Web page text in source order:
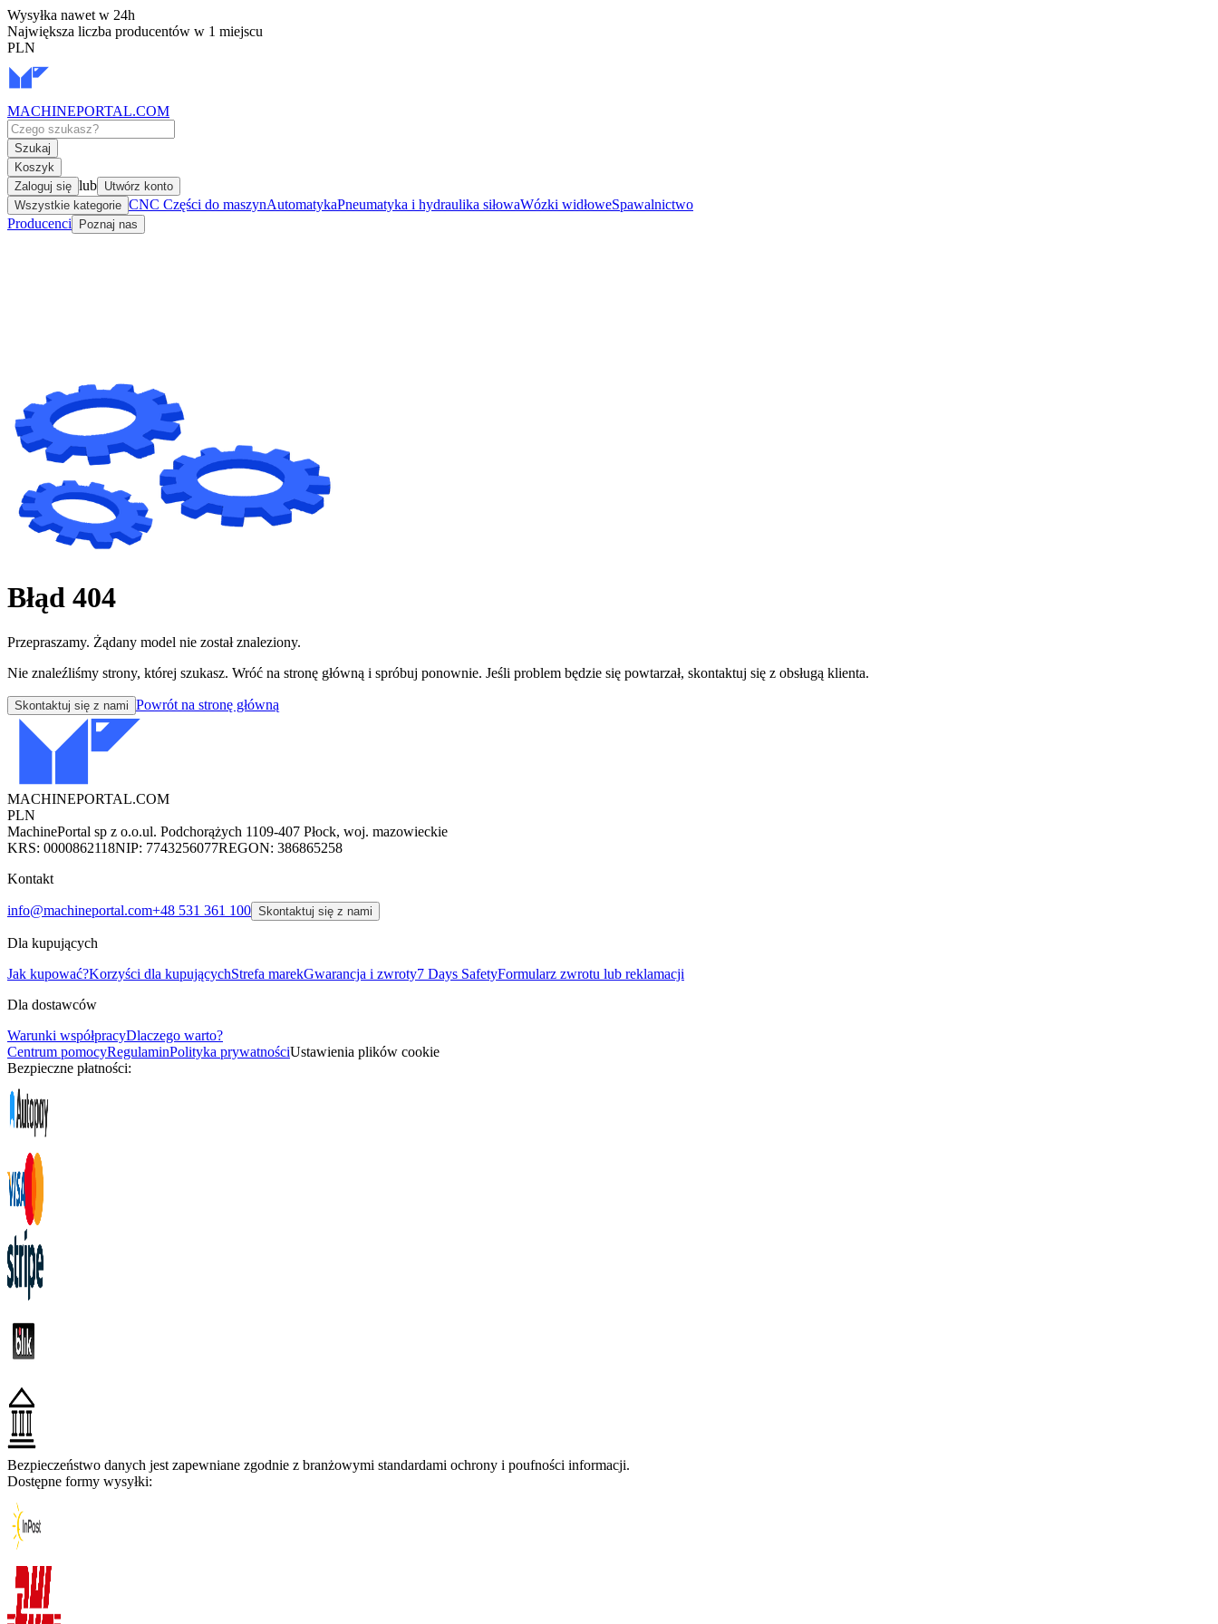
Wysyłka nawet w 24h
Największa liczba producentów w 1 miejscu
PLN
MACHINEPORTAL.COM
Szukaj
Koszyk
Zaloguj się lub Utwórz konto
Wszystkie kategorie CNC Części do maszynAutomatykaPneumatyka i hydraulika siłowaWózki widłoweSpawalnictwo
Producenci
Poznaj nas
Błąd 404
Przepraszamy. Żądany model nie został znaleziony.
Nie znaleźliśmy strony, której szukasz. Wróć na stronę główną i spróbuj ponownie. Jeśli problem będzie się powtarzał, skontaktuj się z obsługą klienta.
Skontaktuj się z nami Powrót na stronę główną
MACHINEPORTAL.COM
PLN
MachinePortal sp z o.o.ul. Podchorążych 1109-407 Płock, woj. mazowieckie
KRS: 0000862118NIP: 7743256077REGON: 386865258
Kontakt
info@machineportal.com+48 531 361 100 Skontaktuj się z nami
Dla kupujących
Jak kupować?Korzyści dla kupującychStrefa marekGwarancja i zwroty7 Days SafetyFormularz zwrotu lub reklamacji
Dla dostawców
Warunki współpracyDlaczego warto?
Centrum pomocyRegulaminPolityka prywatnościUstawienia plików cookie
Bezpieczne płatności:
Bezpieczeństwo danych jest zapewniane zgodnie z branżowymi standardami ochrony i poufności informacji.
Dostępne formy wysyłki: